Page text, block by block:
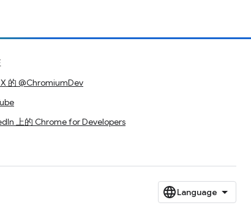
的 @ChromiumDev
上的 Chrome for Developers